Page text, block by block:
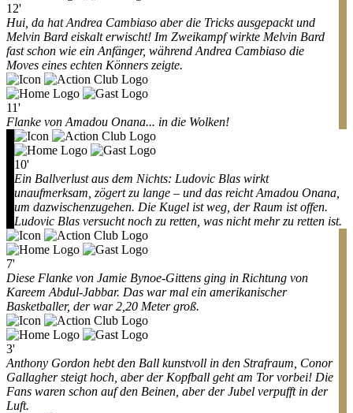
12'
Hui, da hat Andrea Cambiaso aber die Tricks ausgepackt und
Melvin Bard eiskalt erwischt! Im Zweikampf wirkte Melvin Bard
fast schon wie ein Anfänger, während Andrea Cambiaso die
Moves eines echten Könners zeigte.
11'
Flanke von Amadou Onana... in die Wolken!
10'
Ein Ballverlust aus dem Nichts: Ludovic Blas wirkt
unaufmerksam, zögert zu lange – und das reicht Amadou Onana,
um dazwischenzugehen. Die Kugel ist weg, der Raum ist offen.
Ludovic Blas versucht noch zu retten, was nicht mehr zu retten ist.
7'
Diese Flanke von Jamie Bynoe-Gittens ging in Richtung von
Kareem Abdul-Jabbar. Das war mal ein amerikanischer
Basketballer, der war 2,20 Meter groß.
3'
Anthony Gordon hebt den Ball kunstvoll in den Strafraum, Conor
Gallagher steigt hoch, aber der Kopfball geht am Tor vorbei! Die
Fans waren schon auf den Beinen, aber der Jubel verpufft in der
Luft.